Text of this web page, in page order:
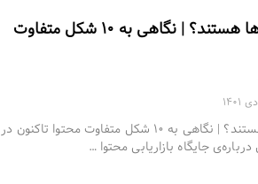
انواع محتوا کدام‌ها هستند؟ | نگاهی به ۱۰ شکل متفاوت
انواع محتوا کدام‌ها هستند؟ | نگاهی به ۱۰ شکل متفاوت محتوا تاکنون در
جایگاه بازاریابی محتوا …